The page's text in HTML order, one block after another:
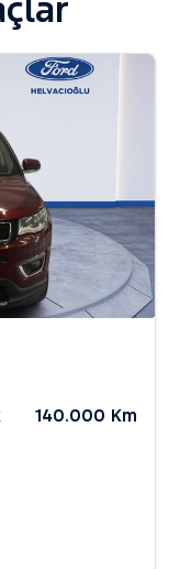
140.000 Km